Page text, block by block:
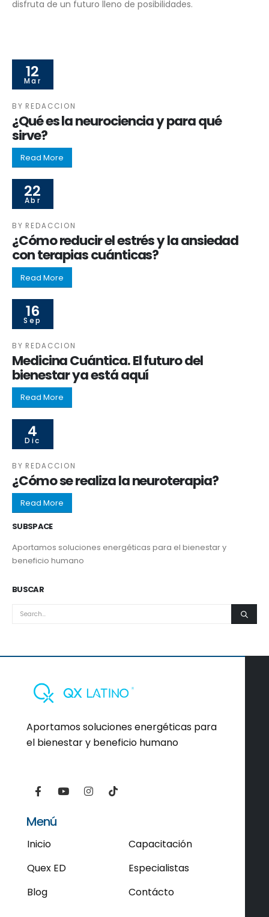
disfruta de un futuro lleno de posibilidades.
12
Mar
BY REDACCION
¿Qué es la neurociencia y para qué
sirve?
Read More
22
Abr
BY REDACCION
¿Cómo reducir el estrés y la ansiedad
con terapias cuánticas?
Read More
16
Sep
BY REDACCION
Medicina Cuántica. El futuro del
bienestar ya está aquí
Read More
4
Dic
BY REDACCION
¿Cómo se realiza la neuroterapia?
Read More
SUBSPACE
Aportamos soluciones energéticas para el bienestar y
beneficio humano
BUSCAR
Aportamos soluciones energéticas para
el bienestar y beneficio humano
Menú
Inicio
Quex ED
Blog
Capacitación
Especialistas
Contácto